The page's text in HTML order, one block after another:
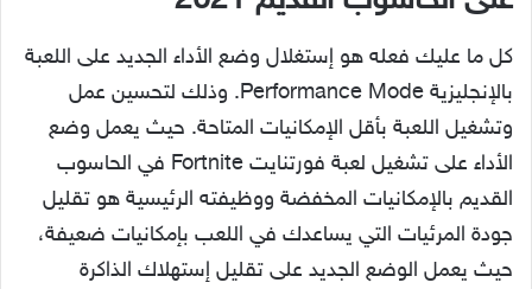
كل ما عليك فعله هو إستغلال وضع الأداء الجديد على اللعبة
بالإنجليزية Performance Mode. وذلك لتحسين عمل
وتشغيل اللعبة بأقل الإمكانيات المتاحة. حيث يعمل وضع
الأداء على تشغيل لعبة فورتنايت Fortnite في الحاسوب
القديم بالإمكانيات المخفضة ووظيفته الرئيسية هو تقليل
جودة المرئيات التي يساعدك في اللعب بإمكانيات ضعيفة،
حيث يعمل الوضع الجديد على تقليل إستهلاك الذاكرة